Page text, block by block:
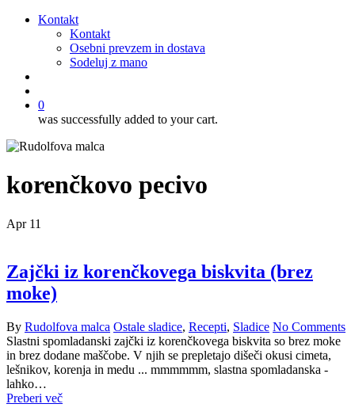
Kontakt
Kontakt
Osebni prevzem in dostava
Sodeluj z mano
0
was successfully added to your cart.
korenčkovo pecivo
Apr 11
Zajčki iz korenčkovega biskvita (brez
moke)
By Rudolfova malca Ostale sladice, Recepti, Sladice No Comments
Slastni spomladanski zajčki iz korenčkovega biskvita so brez moke
in brez dodane maščobe. V njih se prepletajo dišeči okusi cimeta,
lešnikov, korenja in medu ... mmmmmm, slastna spomladanska -
lahko…
Preberi več